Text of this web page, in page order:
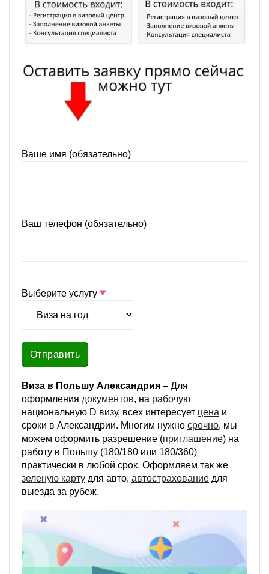
Ваше имя (обязательно)
Ваш телефон (обязательно)
Выберите услугу
Виза в Польшу Александрия – Для
оформления документов, на рабочую
национальную D визу, всех интересует цена и
сроки в Александрии. Многим нужно срочно, мы
можем оформить разрешение (приглашение) на
работу в Польшу (180/180 или 180/360)
практически в любой срок. Оформляем так же
зеленую карту для авто, автострахование для
выезда за рубеж.